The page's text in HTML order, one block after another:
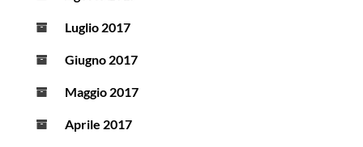
Luglio 2017
Giugno 2017
Maggio 2017
Aprile 2017